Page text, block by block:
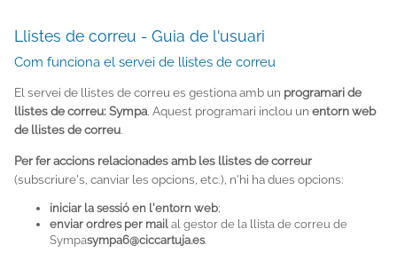
Llistes de correu - Guia de l'usuari
Com funciona el servei de llistes de correu
El servei de llistes de correu es gestiona amb un programari de
llistes de correu: Sympa . Aquest programari inclou un entorn web
de llistes de correu
Per fer accions relacionades amb les llistes de correur
(subscriure's, canviar les opcions, etc.), n'hi ha dues opcions:
iniciar la sessió en l'entorn web;
enviar ordres per mail al gestor de la llista de correu de
Sympasympa6@ciccartuja.es.